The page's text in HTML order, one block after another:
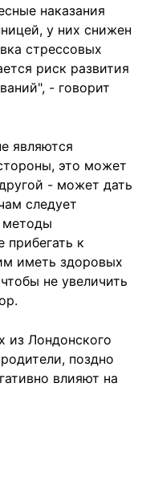
наказания
у них снижен
стрессовых
риск развития
- говорит
являются
это может
- может дать
следует
методы
прибегать к
иметь здоровых
не увеличить
из Лондонского
поздно
влияют на